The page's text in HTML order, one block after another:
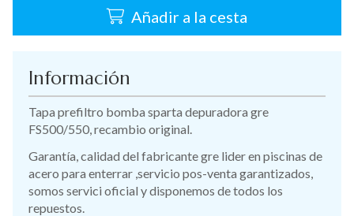
Añadir a la cesta
Información
Tapa prefiltro bomba sparta depuradora gre
FS500/550, recambio original.
Garantía, calidad del fabricante gre lider en piscinas de
acero para enterrar ,servicio pos-venta garantizados,
somos servici oficial y disponemos de todos los
repuestos.